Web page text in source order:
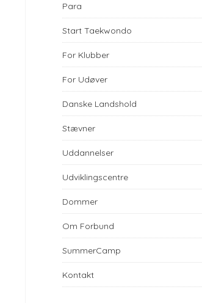
Para
Start Taekwondo
For Klubber
For Udøver
Danske Landshold
Stævner
Uddannelser
Udviklingscentre
Dommer
Om Forbund
SummerCamp
Kontakt